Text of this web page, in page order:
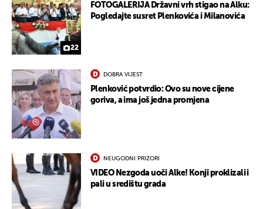
22
FOTOGALERIJA Državni vrh stigao na Alku:
Pogledajte susret Plenkovića i Milanovića
DOBRA VIJEST
Plenković potvrdio: Ovo su nove cijene
goriva, a ima još jedna promjena
NEUGODNI PRIZORI
VIDEO Nezgoda uoči Alke! Konji proklizali i
pali u središtu grada